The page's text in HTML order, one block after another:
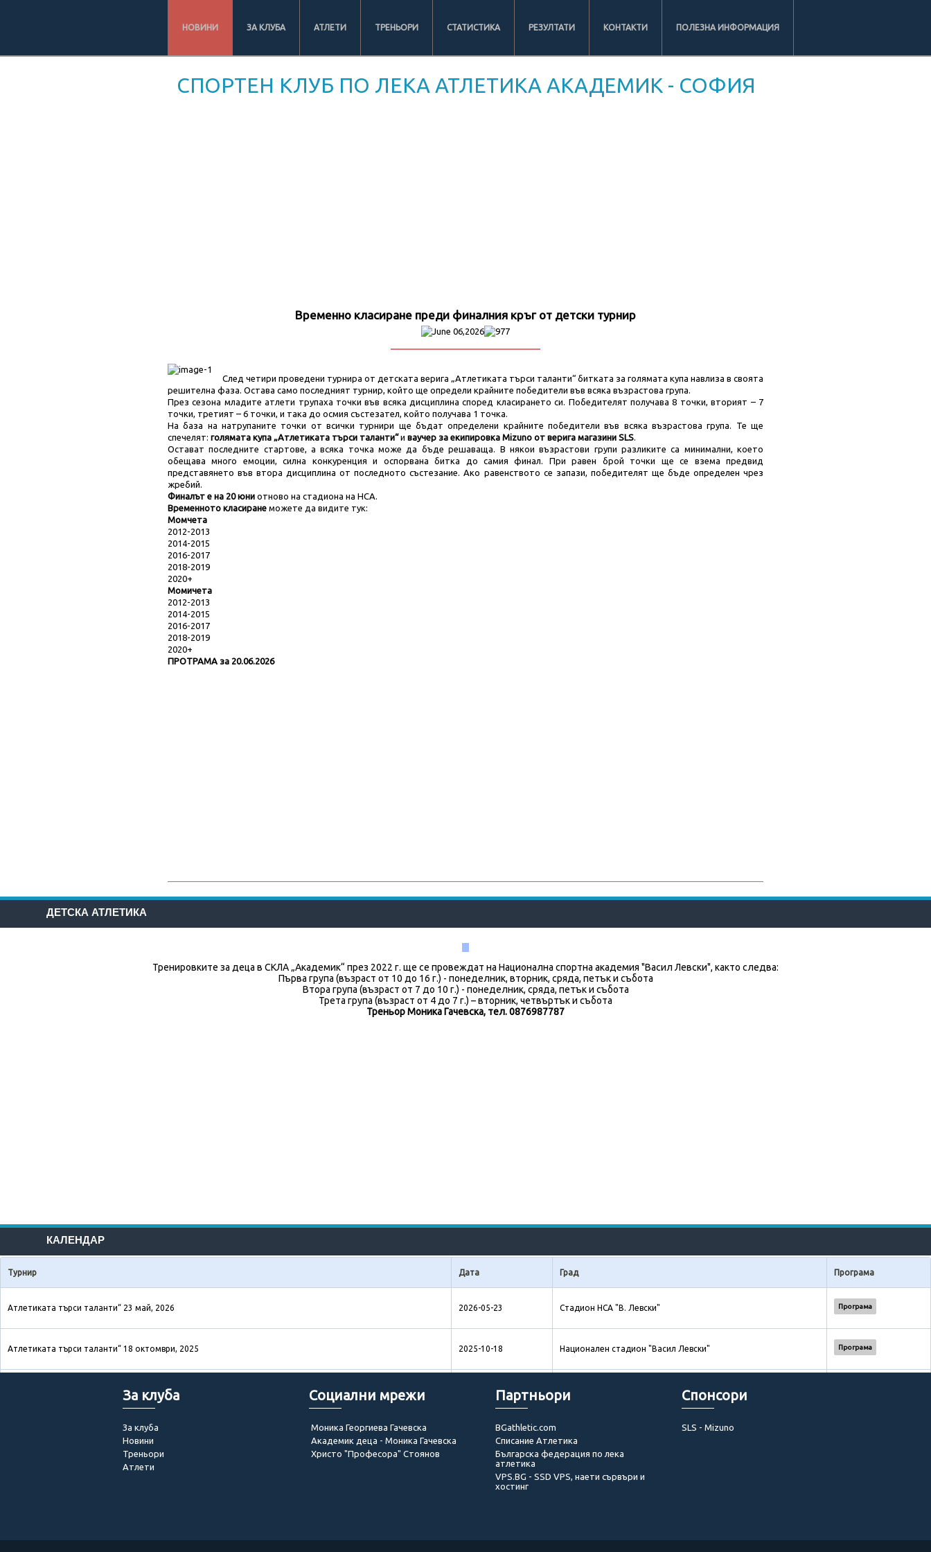
НОВИНИ ЗА КЛУБА АТЛЕТИ ТРЕНЬОРИ СТАТИСТИКА РЕЗУЛТАТИ КОНТАКТИ ПОЛЕЗНА ИНФОРМАЦИЯ
СПОРТЕН КЛУБ ПО ЛЕКА АТЛЕТИКА АКАДЕМИК - СОФИЯ
Временно класиране преди финалния кръг от детски турнир
June 06,2026 977
След четири проведени турнира от детската верига „Атлетиката търси таланти“ битката за голямата купа навлиза в своята
решителна фаза. Остава само последният турнир, който ще определи крайните победители във всяка възрастова група.
През сезона младите атлети трупаха точки във всяка дисциплина според класирането си. Победителят получава 8 точки, вторият – 7
точки, третият – 6 точки, и така до осмия състезател, който получава 1 точка.
На база на натрупаните точки от всички турнири ще бъдат определени крайните победители във всяка възрастова група. Те ще
спечелят: голямата купа „Атлетиката търси таланти“и ваучер за екипировка Mizuno от верига магазини SLS.
Остават последните стартове, а всяка точка може да бъде решаваща. В някои възрастови групи разликите са минимални, което
обещава много емоции, силна конкуренция и оспорвана битка до самия финал. При равен брой точки ще се взема предвид
представянето във втора дисциплина от последното състезание. Ако равенството се запази, победителят ще бъде определен чрез
жребий.
Финалът е на 20 юниотново на стадиона на НСА.
Временното класиранеможете да видите тук:
Момчета
2012-2013
2014-2015
2016-2017
2018-2019
2020+
Момичета
2012-2013
2014-2015
2016-2017
2018-2019
2020+
ПРОТРАМА за 20.06.2026
ДЕТСКА АТЛЕТИКА
Тренировките за деца в СКЛА „Академик“ през 2022 г. ще се провеждат на Национална спортна академия "Васил Левски", както следва:
Първа група (възраст от 10 до 16 г.) - понеделник, вторник, сряда, петък и събота
Втора група (възраст от 7 до 10 г.) - понеделник, сряда, петък и събота
Трета група (възраст от 4 до 7 г.) – вторник, четвъртък и събота
Треньор Моника Гачевска, тел. 0876987787
КАЛЕНДАР
Турнир Дата Град Програма
Атлетиката търси таланти“ 23 май, 2026 2026-05-23 Стадион НСА "В. Левски" Програма
Атлетиката търси таланти“ 18 октомври, 2025 2025-10-18 Национален стадион "Васил Левски" Програма
Атлетиката търси таланти“ 31 май, 2025 2025-05-31 Национален стадион "Васил Левски"
Втори детски турнир „АТЛЕТИКАТА ТЪРСИ ТАЛАНТИ 2024-2025 2025-02-09
54-ти Международен турнир по лека атлетика АКАДЕМИК
За клуба
За клуба
Новини
Треньори
Атлети
Социални мрежи
Моника Георгиева Гачевска
Академик деца - Моника Гачевска
Христо "Професора" Стоянов
Партньори
BGathletic.com
Списание Атлетика
Българска федерация по лека
атлетика
VPS.BG - SSD VPS, наети сървъри и
хостинг
Спонсори
SLS - Mizuno